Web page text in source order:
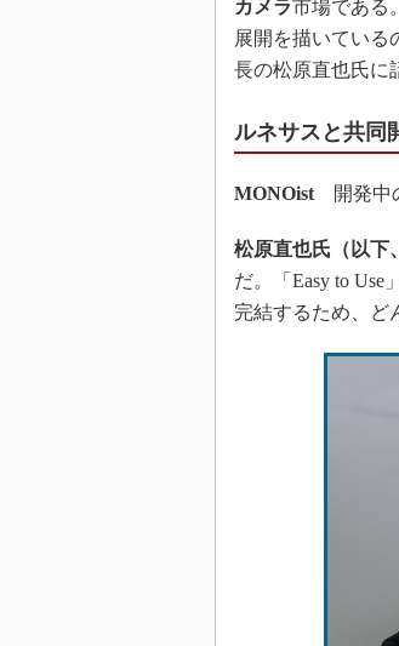
カメラ市場である
展開を描いている
長の松原直也氏に
ルネサスと共同
MONOist 開発中
松原直也氏（以下
だ。「Easy to
完結するため、ど